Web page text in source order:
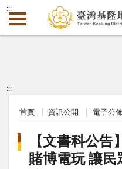
:::
:::
首頁 資訊公開 電子公
【文書科公告
賭博電玩 讓民